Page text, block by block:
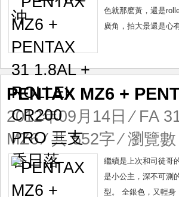
色就那麽黃，還是
廣角，拍大景還是心
PENTAX MZ6 +
2012年09月14日 ⁄ FA
MZ6⁄ 共 552字 ⁄ 瀏覽
繼續是上次和司徒哥
是小公主，深不可測
型。 全銀色，又輕